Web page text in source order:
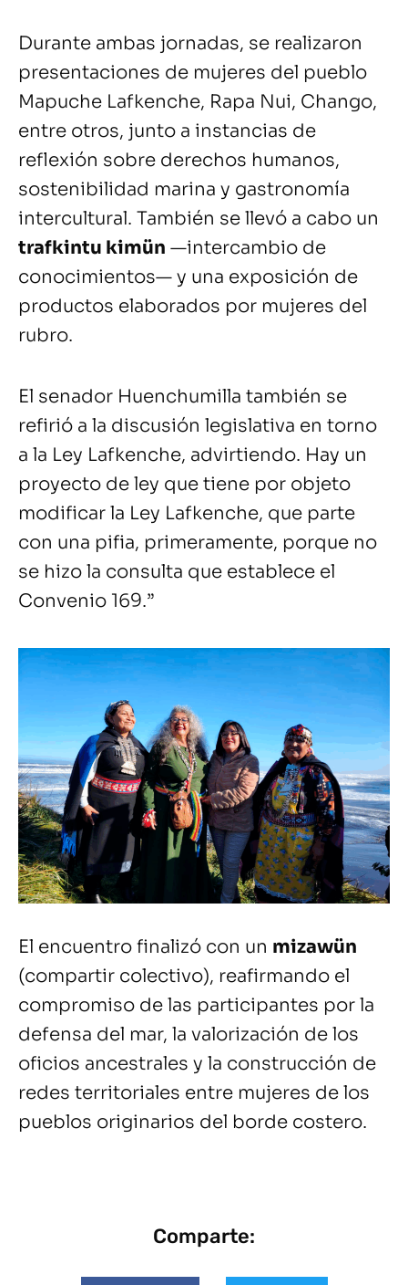
Durante ambas jornadas, se realizaron
presentaciones de mujeres del pueblo
Mapuche Lafkenche, Rapa Nui, Chango,
entre otros, junto a instancias de
reflexión sobre derechos humanos,
sostenibilidad marina y gastronomía
intercultural. También se llevó a cabo un
trafkintu kimün —intercambio de
conocimientos— y una exposición de
productos elaborados por mujeres del
rubro.
El senador Huenchumilla también se
refirió a la discusión legislativa en torno
a la Ley Lafkenche, advirtiendo. Hay un
proyecto de ley que tiene por objeto
modificar la Ley Lafkenche, que parte
con una pifia, primeramente, porque no
se hizo la consulta que establece el
Convenio 169.”
El encuentro finalizó con un mizawün
(compartir colectivo), reafirmando el
compromiso de las participantes por la
defensa del mar, la valorización de los
oficios ancestrales y la construcción de
redes territoriales entre mujeres de los
pueblos originarios del borde costero.
Comparte: